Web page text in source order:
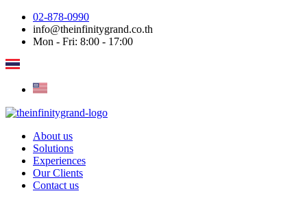
Skip
content
02-878-0990
info@theinfinitygrand.co.th
Mon - Fri: 8:00 - 17:00
About us
Solutions
Experiences
Our Clients
Contact us